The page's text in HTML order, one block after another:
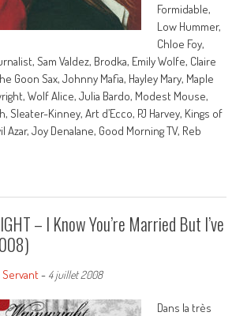
Formidable,
Low Hummer,
Chloe Foy,
Sam Valdez, Brodka, Emily Wolfe, Claire
Goon Sax, Johnny Mafia, Hayley Mary, Maple
Wolf Alice, Julia Bardo, Modest Mouse,
Sleater-Kinney, Art d’Ecco, PJ Harvey, Kings of
Joy Denalane, Good Morning TV, Reb
– I Know You’re Married But I’ve
Servant- 4 juillet 2008
Dans la très